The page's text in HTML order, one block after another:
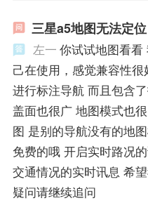
三星a5地图无法定位
左一 你试试地图看看
己在使用，感觉兼容性
进行标注导航 而且包含
盖面也很广 地图模式也
图 是别的导航没有的地
免费的哦 开启实时路况
交通情况的实时讯息 希
疑问请继续追问